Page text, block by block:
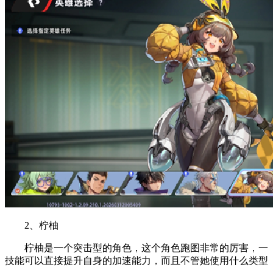
2、柠柚
柠柚是一个突击型的角色，这个角色跑图非常的厉害，一
技能可以直接提升自身的加速能力，而且不管她使用什么类型